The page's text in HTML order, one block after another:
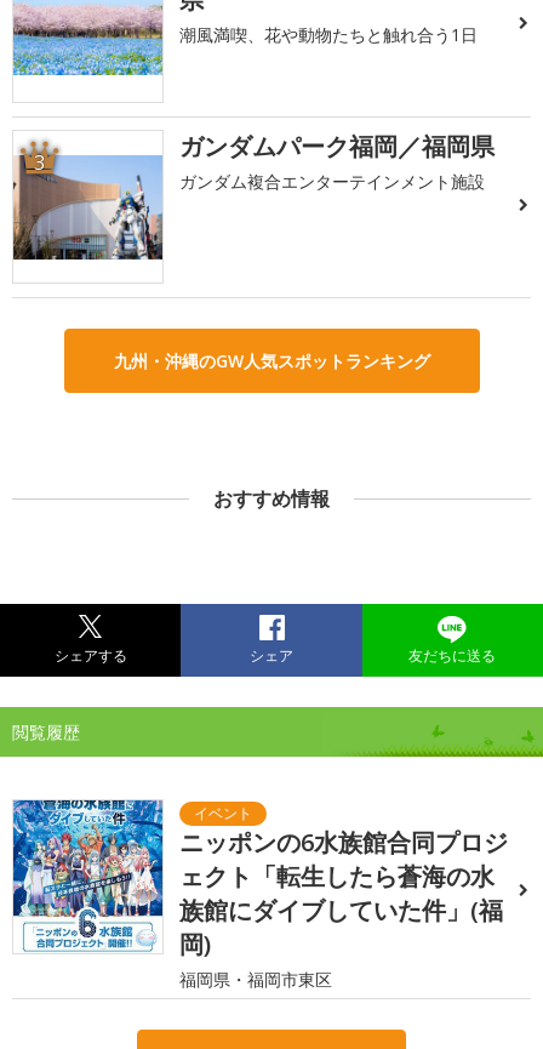
潮風満喫、花や動物たちと触れ合う1日
3 ガンダムパーク福岡／福岡県
ガンダム複合エンターテインメント施設
九州・沖縄のGW人気スポットランキング
おすすめ情報
シェアする シェア 友だちに送る
閲覧履歴
ニッポンの6水族館合同プロジ
ェクト「転生したら蒼海の水
族館にダイブしていた件」(福
岡)
福岡県・福岡市東区